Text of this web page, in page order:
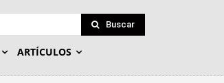
Buscar
ARTÍCULOS